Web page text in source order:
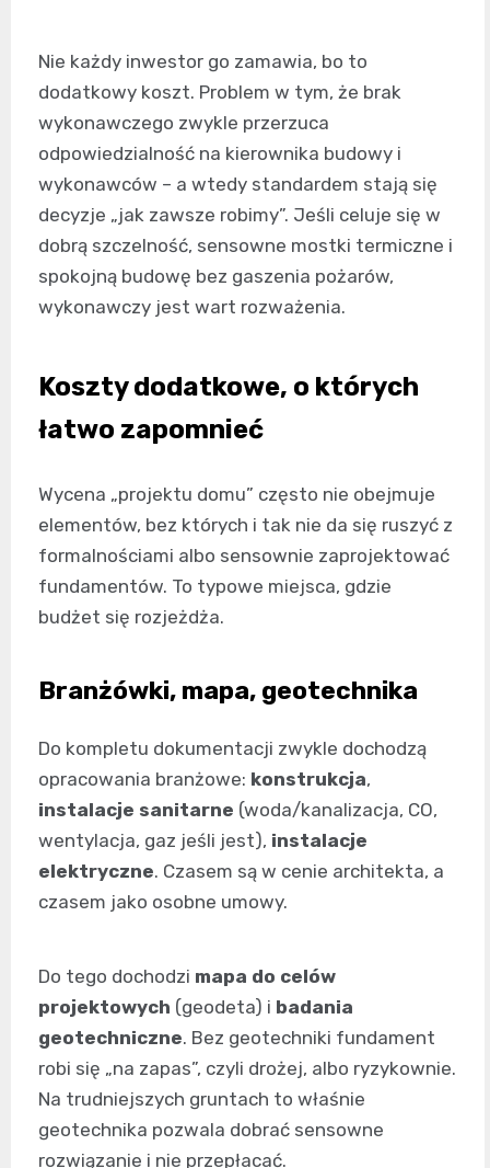
Nie każdy inwestor go zamawia, bo to
dodatkowy koszt. Problem w tym, że brak
wykonawczego zwykle przerzuca
odpowiedzialność na kierownika budowy i
wykonawców – a wtedy standardem stają się
decyzje „jak zawsze robimy”. Jeśli celuje się w
dobrą szczelność, sensowne mostki termiczne i
spokojną budowę bez gaszenia pożarów,
wykonawczy jest wart rozważenia.
Koszty dodatkowe, o których
łatwo zapomnieć
Wycena „projektu domu” często nie obejmuje
elementów, bez których i tak nie da się ruszyć z
formalnościami albo sensownie zaprojektować
fundamentów. To typowe miejsca, gdzie
budżet się rozjeżdża.
Branżówki, mapa, geotechnika
Do kompletu dokumentacji zwykle dochodzą
opracowania branżowe: konstrukcja,
instalacje sanitarne (woda/kanalizacja, CO,
wentylacja, gaz jeśli jest), instalacje
elektryczne. Czasem są w cenie architekta, a
czasem jako osobne umowy.
Do tego dochodzi mapa do celów
projektowych (geodeta) i badania
geotechniczne. Bez geotechniki fundament
robi się „na zapas”, czyli drożej, albo ryzykownie.
Na trudniejszych gruntach to właśnie
geotechnika pozwala dobrać sensowne
rozwiązanie i nie przepłacać.